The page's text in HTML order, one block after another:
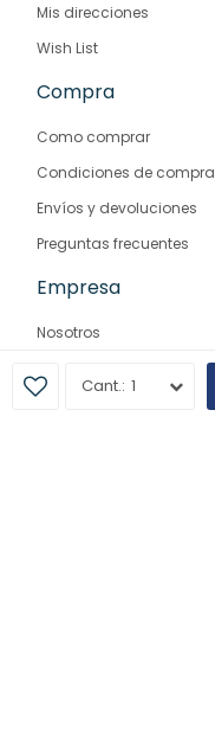
1
Mis direcciones
Wish List
Compra
Como comprar
Condiciones de compra
Envíos y devoluciones
Preguntas frecuentes
Empresa
Nosotros